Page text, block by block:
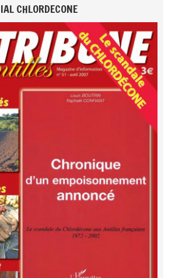
CHLORDECONE